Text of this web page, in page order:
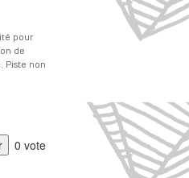
pour
de
Piste non
0 vote